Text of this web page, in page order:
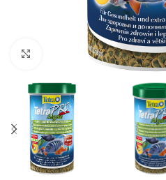
Нажмите, чтобы увеличить